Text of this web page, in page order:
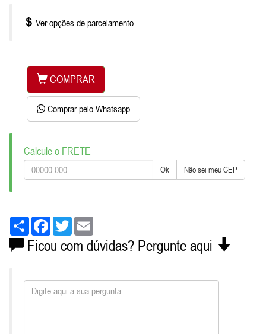
Ver opções de parcelamento
COMPRAR
Comprar pelo Whatsapp
Calcule o FRETE
Ok Não sei meu CEP
Share FacebookTwitter
Ficou com dúvidas? Pergunte aqui